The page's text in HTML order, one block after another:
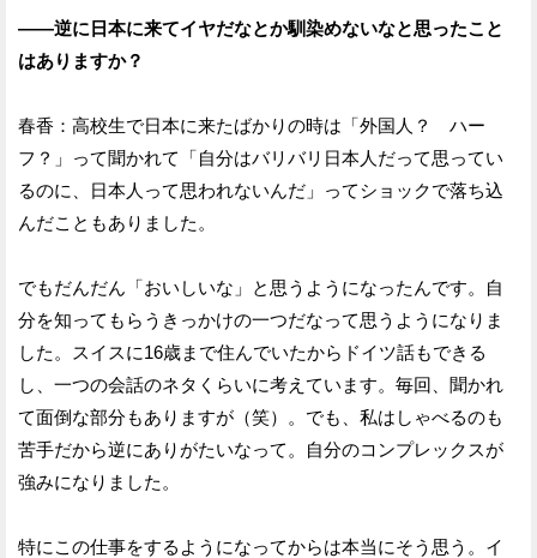
——逆に日本に来てイヤだなとか馴染めないなと思ったこと
はありますか？
春香：高校生で日本に来たばかりの時は「外国人？ ハー
フ？」って聞かれて「自分はバリバリ日本人だって思ってい
るのに、日本人って思われないんだ」ってショックで落ち込
んだこともありました。
でもだんだん「おいしいな」と思うようになったんです。自
分を知ってもらうきっかけの一つだなって思うようになりま
した。スイスに16歳まで住んでいたからドイツ話もできる
し、一つの会話のネタくらいに考えています。毎回、聞かれ
て面倒な部分もありますが（笑）。でも、私はしゃべるのも
苦手だから逆にありがたいなって。自分のコンプレックスが
強みになりました。
特にこの仕事をするようになってからは本当にそう思う。イ